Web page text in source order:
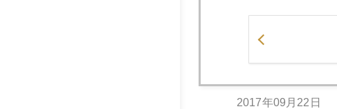
2017年09月25日
2017年09月22日